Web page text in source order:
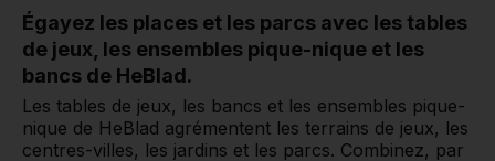
Égayez les places et les parcs avec les tables
de jeux, les ensembles pique-nique et les
bancs de HeBlad.
Les tables de jeux, les bancs et les ensembles pique-
nique de HeBlad agrémentent les terrains de jeux, les
centres-villes, les jardins et les parcs. Combinez, par